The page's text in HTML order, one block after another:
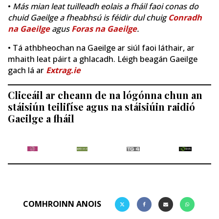
• Más mian leat tuilleadh eolais a fháil faoi conas do
chuid Gaeilge a fheabhsú is féidir dul chuigConradh
na GaeilgeagusForas na Gaeilge.
• Tá athbheochan na Gaeilge ar siúl faoi láthair, ar
mhaith leat páirt a ghlacadh. Léigh beagán Gaeilge
gach lá ar Extrag.ie
Cliceáil ar cheann de na lógónna chun an
stáisiún teilifíse agus na stáisiúin raidió
Gaeilge a fháil
COMHROINN ANOIS